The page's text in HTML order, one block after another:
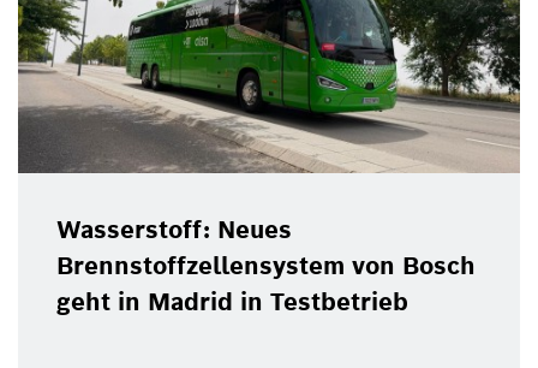
Wasserstoff: Neues
Brennstoffzellensystem von Bosch
geht in Madrid in Testbetrieb